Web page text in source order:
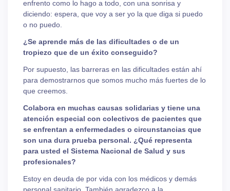
enfrento como lo hago a todo, con una sonrisa y
diciendo: espera, que voy a ser yo la que diga si puedo
o no puedo.
¿Se aprende más de las dificultades o de un
tropiezo que de un éxito conseguido?
Por supuesto, las barreras en las dificultades están ahí
para demostrarnos que somos mucho más fuertes de lo
que creemos.
Colabora en muchas causas solidarias y tiene una
atención especial con colectivos de pacientes que
se enfrentan a enfermedades o circunstancias que
son una dura prueba personal. ¿Qué representa
para usted el Sistema Nacional de Salud y sus
profesionales?
Estoy en deuda de por vida con los médicos y demás